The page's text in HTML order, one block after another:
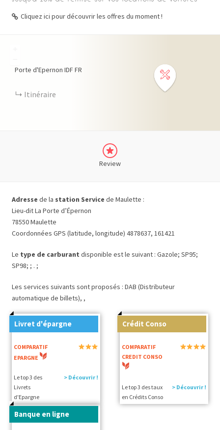
Cliquez ici pour découvrir les offres du moment !
Porte d'Epernon IDF FR
Itinéraire
Review
Adresse de la station Service de Maulette :
Lieu-dit La Porte d’Épernon
78550 Maulette
Coordonnées GPS (latitude, longitude) 4878637, 161421
Le type de carburant disponible est le suivant : Gazole; SP95;
SP98; ; . ;
Les services suivants sont proposés : DAB (Distributeur
automatique de billets), ,
Livret d'épargne
COMPARATIF
EPARGNE
Le top 3 des
Livrets
d'Epargne
> Découvrir !
Crédit Conso
COMPARATIF
CREDIT CONSO
Le top 3 des taux
en Crédits Conso
> Découvrir !
Banque en ligne